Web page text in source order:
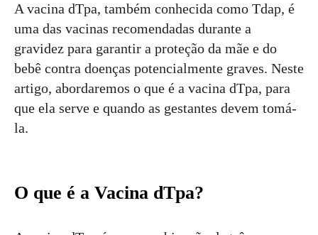
A vacina dTpa, também conhecida como Tdap, é
uma das vacinas recomendadas durante a
gravidez para garantir a proteção da mãe e do
bebê contra doenças potencialmente graves. Neste
artigo, abordaremos o que é a vacina dTpa, para
que ela serve e quando as gestantes devem tomá-
la.
O que é a Vacina dTpa?